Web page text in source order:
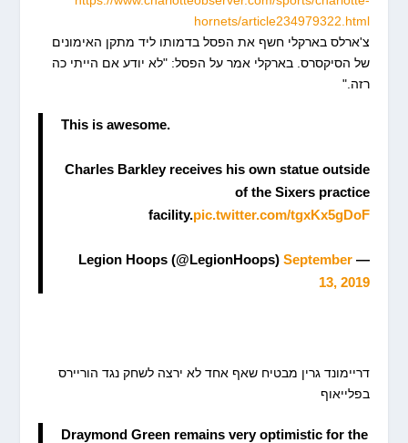
hornets/article234979322.html
צ'ארלס בארקלי חשף את הפסל בדמותו ליד מתקן האימונים
של הסיקסרס. בארקלי אמר על הפסל: "לא יודע אם הייתי כה
רזה."
This is awesome.
Charles Barkley receives his own statue outside
of the Sixers practice
facility.pic.twitter.com/tgxKx5gDoF
— Legion Hoops (@LegionHoops)
September
13, 2019
דריימונד גרין מבטיח שאף אחד לא ירצה לשחק נגד הוריירס
בפלייאוף
Draymond Green remains very optimistic for the